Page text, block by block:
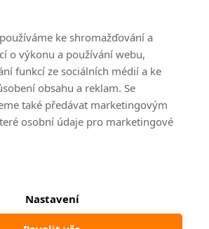
ke shromažďování a
o výkonu a používání webu,
funkcí ze sociálních médií a ke
obsahu a reklam. Se
také předávat marketingovým
osobní údaje pro marketingové
Nastavení
www.ak-nabytek.cz